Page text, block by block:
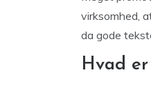
virksomhed,
da gode
Hvad